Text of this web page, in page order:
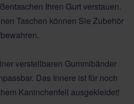
Ihren Gurt verstauen.
Taschen können Sie Zubehör
verstellbaren Gummibänder
Das Innere ist für noch
Kaninchenfell ausgekleidet!